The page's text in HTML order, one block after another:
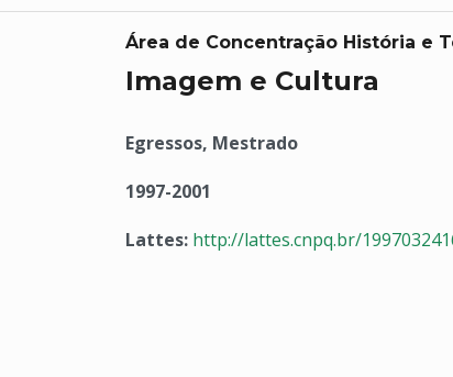
Área de Concentração História e
Imagem e Cultura
Egressos, Mestrado
1997-2001
Lattes: http://lattes.cnpq.br/